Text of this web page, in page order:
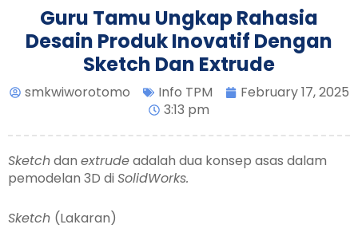
Guru Tamu Ungkap Rahasia
Desain Produk Inovatif Dengan
Sketch Dan Extrude
smkwiworotomo Info TPM
February 17, 2025
3:13 pm
Sketchdan extrudeadalah dua konsep asas dalam
pemodelan 3D diSolidWorks.
Sketch (Lakaran)